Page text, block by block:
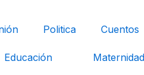
Politica Cuentos
Educación Maternidad